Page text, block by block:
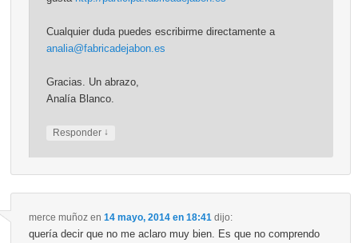
Cualquier duda puedes escribirme directamente a
analia@fabricadejabon.es
Gracias. Un abrazo,
Analía Blanco.
Responder ↓
merce muñozen 14 mayo, 2014 en 18:41 dijo:
quería decir que no me aclaro muy bien. Es que no comprendo